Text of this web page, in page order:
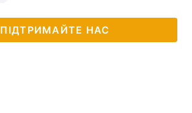
ПІДТРИМАЙТЕ НАС